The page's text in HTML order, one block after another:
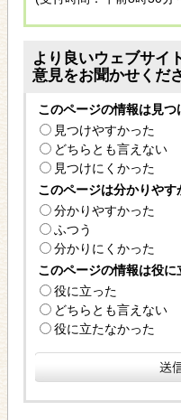
より良いウェブサイ
意見をお聞かせくだ
このページの情報は見つ
見つけやすかった
どちらとも言えない
見つけにくかった
このページは分かりやす
分かりやすかった
ふつう
分かりにくかった
このページの情報は役に
役に立った
どちらとも言えない
役に立たなかった